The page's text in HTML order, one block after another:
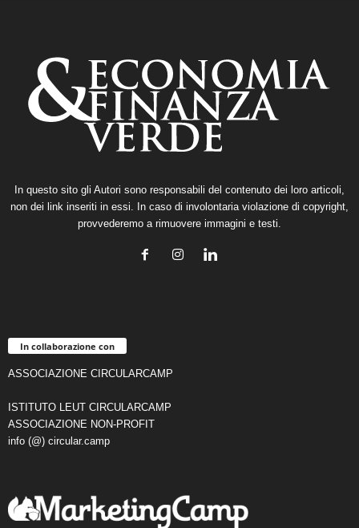
In questo sito gli Autori sono responsabili del contenuto dei loro articoli,
non dei link inseriti in essi. In caso di involontaria violazione di copyright,
provvederemo a rimuovere immagini e testi.
In collaborazione con
ASSOCIAZIONE CIRCULARCAMP
ISTITUTO LEUT CIRCULARCAMP
ASSOCIAZIONE NON-PROFIT
info (@) circular.camp